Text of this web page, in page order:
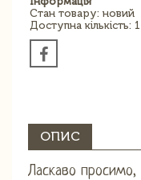
Стан товару: новий
Доступна кількість: 1
ОПИС
Ласкаво просимо,